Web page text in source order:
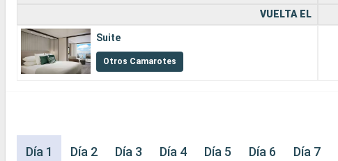
VUELTA EL
Suite
Otros Camarotes
Día 1 Día 2 Día 3 Día 4 Día 5 Día 6 Día 7